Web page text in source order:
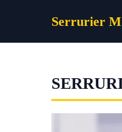
Serrurier